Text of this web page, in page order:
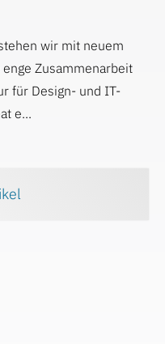
wir mit neuem
enge Zusammenarbeit
für Design- und IT-
e...